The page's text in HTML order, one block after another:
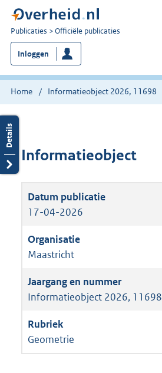
U
bent
nu
hier:
Publicaties Officiële publicaties
Inloggen
Home Informatieobject 2026, 11698
Informatieobject
17-04-2026
Maastricht
Informatieobject 2026, 11698
Geometrie